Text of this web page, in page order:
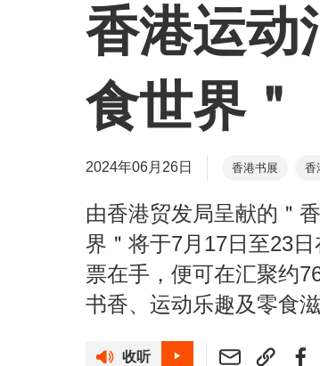
香港运动
食世界＂
2024年06月26日 香港书展 香
由香港贸发局呈献的＂
界＂将于7月17日至23
票在手，便可在汇聚约
书香、运动乐趣及零食滋
收听